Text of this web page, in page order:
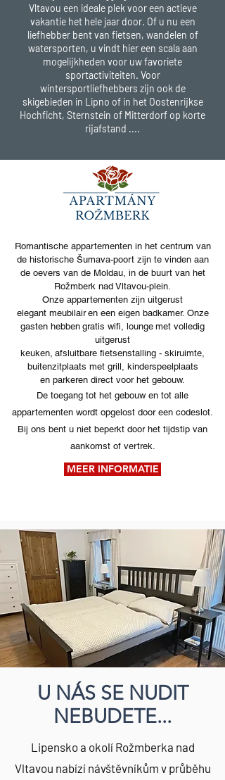
Vltavou een ideale plek voor een actieve
vakantie het hele jaar door. Of u nu een
liefhebber bent van fietsen, wandelen of
watersporten, u vindt hier een scala aan
mogelijkheden voor uw favoriete
sportactiviteiten. Voor
wintersportliefhebbers zijn ook de
skigebieden in Lipno of in het Oostenrijkse
Hochficht, Sternstein of Mitterdorf op korte
rijafstand ....
Romantische appartementen in het centrum van
de historische Šumava-poort zijn te vinden aan
de oevers van de Moldau, in de buurt van het
Rožmberk nad Vltavou-plein.
Onze appartementen zijn uitgerust
elegant meubilair en een eigen badkamer. Onze
gasten hebben gratis wifi, lounge met volledig
uitgerust
keuken, afsluitbare fietsenstalling - skiruimte,
buitenzitplaats met grill, kinderspeelplaats
en parkeren direct voor het gebouw.
De toegang tot het gebouw en tot alle
appartementen wordt opgelost door een codeslot.
Bij ons bent u niet beperkt door het tijdstip van
aankomst of vertrek.
MEER INFORMATIE
U NÁS SE NUDIT
NEBUDETE...
Lipensko a okolí Rožmberka nad
Vltavou nabízí návštěvníkům v průběhu